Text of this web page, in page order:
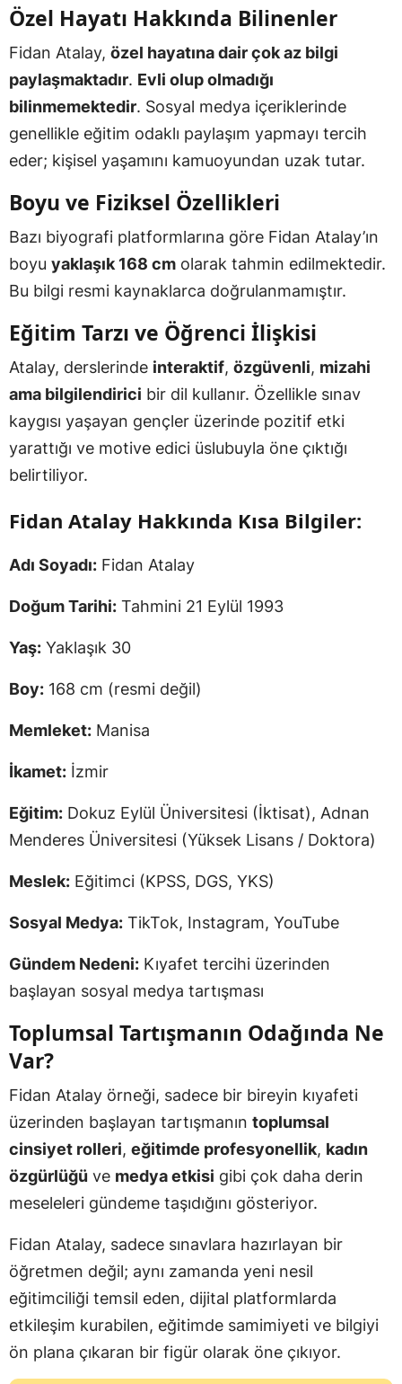
Özel Hayatı Hakkında Bilinenler
Fidan Atalay, özel hayatına dair çok az bilgi
paylaşmaktadır. Evli olup olmadığı
bilinmemektedir. Sosyal medya içeriklerinde
genellikle eğitim odaklı paylaşım yapmayı tercih
eder; kişisel yaşamını kamuoyundan uzak tutar.
Boyu ve Fiziksel Özellikleri
Bazı biyografi platformlarına göre Fidan Atalay’ın
boyu yaklaşık 168 cm olarak tahmin edilmektedir.
Bu bilgi resmi kaynaklarca doğrulanmamıştır.
Eğitim Tarzı ve Öğrenci İlişkisi
Atalay, derslerinde interaktif, özgüvenli, mizahi
ama bilgilendirici bir dil kullanır. Özellikle sınav
kaygısı yaşayan gençler üzerinde pozitif etki
yarattığı ve motive edici üslubuyla öne çıktığı
belirtiliyor.
Fidan Atalay Hakkında Kısa Bilgiler:
Adı Soyadı: Fidan Atalay
Doğum Tarihi: Tahmini 21 Eylül 1993
Yaş: Yaklaşık 30
Boy: 168 cm (resmi değil)
Memleket: Manisa
İkamet: İzmir
Eğitim: Dokuz Eylül Üniversitesi (İktisat), Adnan
Menderes Üniversitesi (Yüksek Lisans / Doktora)
Meslek: Eğitimci (KPSS, DGS, YKS)
Sosyal Medya: TikTok, Instagram, YouTube
Gündem Nedeni: Kıyafet tercihi üzerinden
başlayan sosyal medya tartışması
Toplumsal Tartışmanın Odağında Ne
Var?
Fidan Atalay örneği, sadece bir bireyin kıyafeti
üzerinden başlayan tartışmanın toplumsal
cinsiyet rolleri, eğitimde profesyonellik, kadın
özgürlüğü ve medya etkisi gibi çok daha derin
meseleleri gündeme taşıdığını gösteriyor.
Fidan Atalay, sadece sınavlara hazırlayan bir
öğretmen değil; aynı zamanda yeni nesil
eğitimciliği temsil eden, dijital platformlarda
etkileşim kurabilen, eğitimde samimiyeti ve bilgiyi
ön plana çıkaran bir figür olarak öne çıkıyor.